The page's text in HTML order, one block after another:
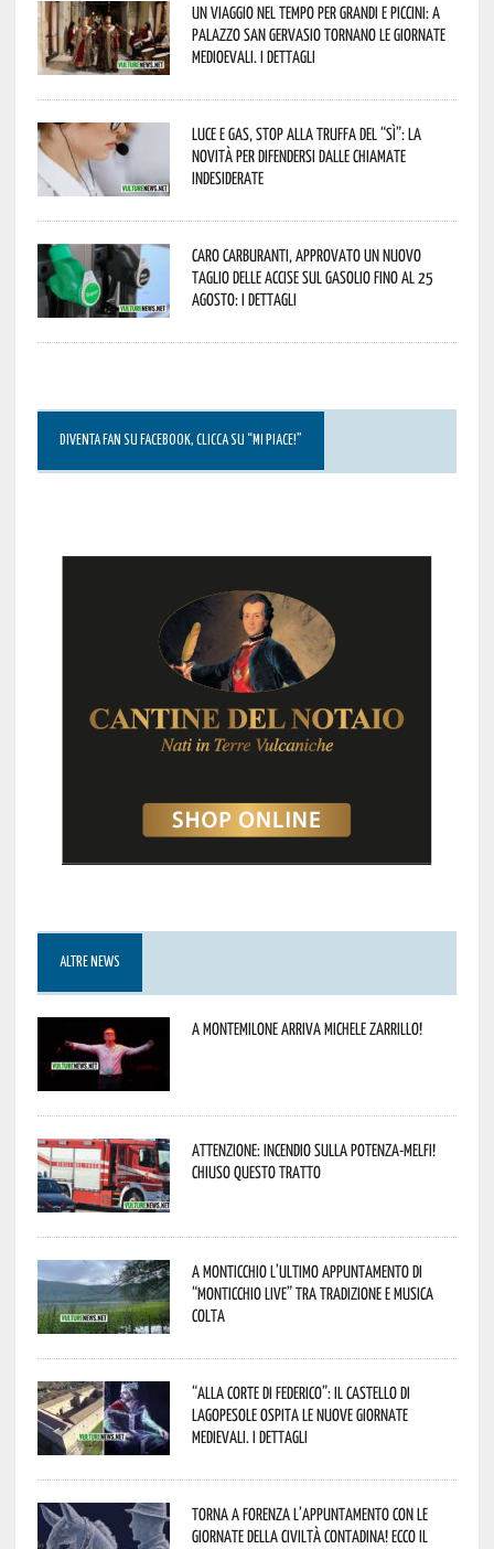
Un viaggio nel tempo per grandi e piccini: a
Palazzo San Gervasio tornano le Giornate
Medioevali. I dettagli
Luce e gas, stop alla truffa del “Sì”: la
novità per difendersi dalle chiamate
indesiderate
Caro carburanti, approvato un nuovo
taglio delle accise sul gasolio fino al 25
agosto: i dettagli
DIVENTA FAN SU FACEBOOK, CLICCA SU “MI PIACE!”
ALTRE NEWS
A Montemilone arriva Michele Zarrillo!
Attenzione: incendio sulla Potenza-Melfi!
Chiuso questo tratto
A Monticchio l’ultimo appuntamento di
“Monticchio Live” tra tradizione e musica
colta
“Alla corte di Federico”: il Castello di
Lagopesole ospita le nuove Giornate
Medievali. I dettagli
Torna a Forenza l’appuntamento con le
Giornate della Civiltà Contadina! Ecco il